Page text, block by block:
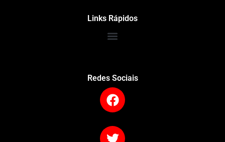
Links Rápidos
Redes Sociais